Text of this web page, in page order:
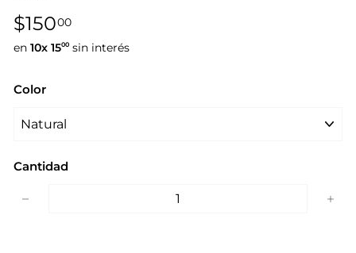
Precio
habitual
$15000$150,00
en 10x 1500 sin interés
Color
Cantidad